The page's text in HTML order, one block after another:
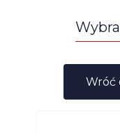
Wróć